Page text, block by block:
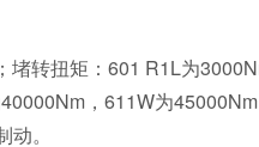
堵转扭矩：601 R1L为
，611W为
。